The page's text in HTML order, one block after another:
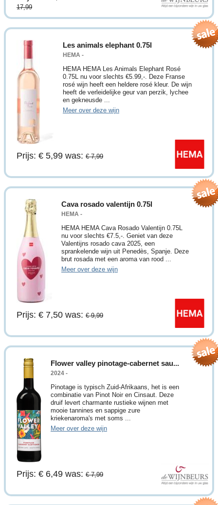
17,99
Les animals elephant 0.75l
HEMA -
HEMA HEMA Les Animals Elephant Rosé
0.75L nu voor slechts €5.99,-. Deze Franse
rosé wijn heeft een heldere rosé kleur. De wijn
heeft de verleidelijke geur van perzik, lychee
en gekneusde ...
Meer over deze wijn
Prijs: € 5,99 was: € 7,99
Cava rosado valentijn 0.75l
HEMA -
HEMA HEMA Cava Rosado Valentijn 0.75L
nu voor slechts €7.5,-. Geniet van deze
Valentijns rosado cava 2025, een
sprankelende wijn uit Penedès, Spanje. Deze
brut rosada met een aroma van rood ...
Meer over deze wijn
Prijs: € 7,50 was: € 9,99
Flower valley pinotage-cabernet sau...
2024 -
Pinotage is typisch Zuid-Afrikaans, het is een
combinatie van Pinot Noir en Cinsaut. Deze
druif levert charmante rustieke wijnen met
mooie tannines en sappige zure
kriekenaroma's met soms ...
Meer over deze wijn
Prijs: € 6,49 was: € 7,99